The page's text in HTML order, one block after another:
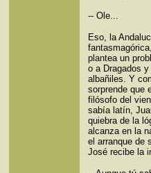
-- Ole...
Eso, la
plantea un
o a Dragados
albañiles. Y
sorprende que
filósofo del
sabía latín,
quiebra de la
alcanza en la
el arranque de
José recibe la